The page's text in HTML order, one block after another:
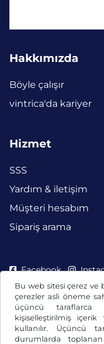
Bu web sitesi çerez ve
çerezler asli öneme
üçüncü taraflarca
kişiselleştirilmiş
kullanılır. Üçüncü
durumlarda
Hakkımızda
Böyle çalışır
vintrica'da kariyer
Hizmet
SSS
Yardım & iletişim
Müşteri hesabım
Sipariş arama
Facebook